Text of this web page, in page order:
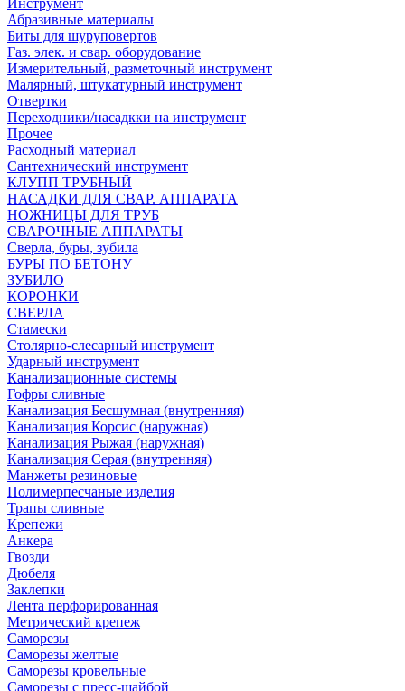
Инструмент
Абразивные материалы
Биты для шуруповертов
Газ. элек. и свар. оборудование
Измерительный, разметочный инструмент
Малярный, штукатурный инструмент
Отвертки
Переходники/насадкки на инструмент
Прочее
Расходный материал
Сантехнический инструмент
КЛУПП ТРУБНЫЙ
НАСАДКИ ДЛЯ СВАР. АППАРАТА
НОЖНИЦЫ ДЛЯ ТРУБ
СВАРОЧНЫЕ АППАРАТЫ
Сверла, буры, зубила
БУРЫ ПО БЕТОНУ
ЗУБИЛО
КОРОНКИ
СВЕРЛА
Стамески
Столярно-слесарный инструмент
Ударный инструмент
Канализационные системы
Гофры сливные
Канализация Бесшумная (внутренняя)
Канализация Корсис (наружная)
Канализация Рыжая (наружная)
Канализация Серая (внутренняя)
Манжеты резиновые
Полимерпесчаные изделия
Трапы сливные
Крепежи
Анкера
Гвозди
Дюбеля
Заклепки
Лента перфорированная
Метрический крепеж
Саморезы
Саморезы желтые
Саморезы кровельные
Саморезы с пресс-шайбой